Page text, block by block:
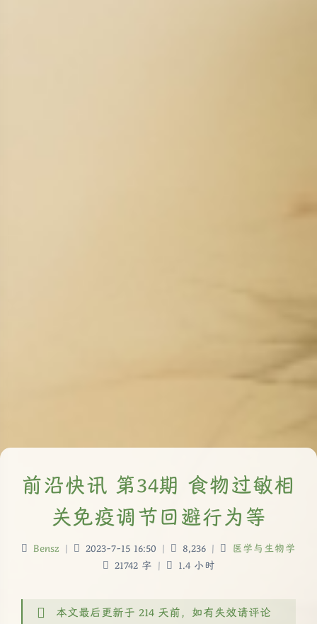
前沿快讯 第34期 食物过敏相
关免疫调节回避行为等
Bensz | 2023-7-15 16:50 | 8,236 |
医学与生物学
21742 字 | 1.4 小时
本文最后更新于 214 天前，如有失效请评论